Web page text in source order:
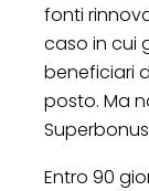
fonti
caso in cui
beneficiari
posto. Ma
Superbonus
Entro 90